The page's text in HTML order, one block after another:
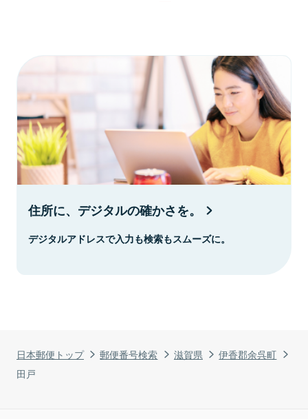
日本郵便トップ 郵便番号検索 滋賀県
伊香郡余呉町
田戸
住所に、デジタルの確かさを。
デジタルアドレスで入力も検索もスムーズに。